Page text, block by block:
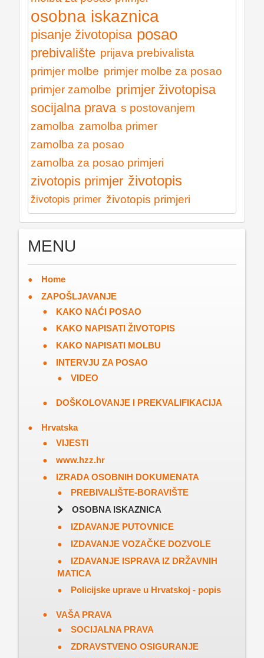
osobna iskaznica
pisanje životopisa posao
prebivalište prijava prebivalista
primjer molbe primjer molbe za posao
primjer zamolbe primjer životopisa
socijalna prava s postovanjem
zamolba zamolba primer
zamolba za posao
zamolba za posao primjeri
zivotopis primjer životopis
životopis primer životopis primjeri
MENU
Home
ZAPOŠLJAVANJE
KAKO NAĆI POSAO
KAKO NAPISATI ŽIVOTOPIS
KAKO NAPISATI MOLBU
INTERVJU ZA POSAO
VIDEO
DOŠKOLOVANJE I PREKVALIFIKACIJA
Hrvatska
VIJESTI
www.hzz.hr
IZRADA OSOBNIH DOKUMENATA
PREBIVALIŠTE-BORAVIŠTE
OSOBNA ISKAZNICA
IZDAVANJE PUTOVNICE
IZDAVANJE VOZAČKE DOZVOLE
IZDAVANJE ISPRAVA IZ DRŽAVNIH
MATICA
Policijske uprave u Hrvatskoj - popis
VAŠA PRAVA
SOCIJALNA PRAVA
ZDRAVSTVENO OSIGURANJE